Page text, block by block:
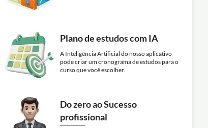
Plano de estudos com IA
A Inteligência Artificial do nosso aplicativo
pode criar um cronograma de estudos para o
curso que você escolher.
Do zero ao Sucesso
profissional